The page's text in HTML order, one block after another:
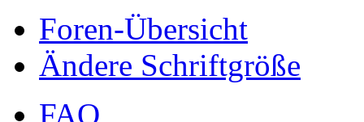
Foren-Übersicht
Ändere Schriftgröße
FAQ